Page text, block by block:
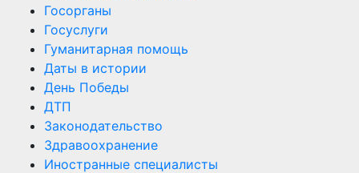
Госорганы
Госуслуги
Гуманитарная помощь
Даты в истории
День Победы
ДТП
Законодательство
Здравоохранение
Иностранные специалисты